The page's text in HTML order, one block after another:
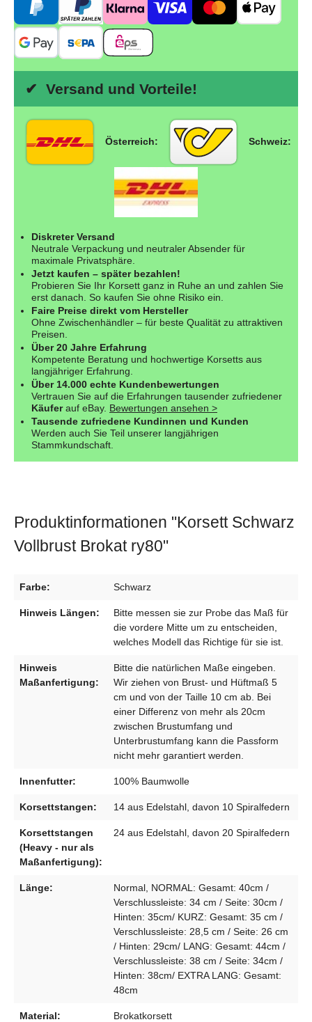
✔ Versand und Vorteile!
Österreich: Schweiz:
Diskreter Versand
Neutrale Verpackung und neutraler Absender für
maximale Privatsphäre.
Jetzt kaufen – später bezahlen!
Probieren Sie Ihr Korsett ganz in Ruhe an und zahlen Sie
erst danach. So kaufen Sie ohne Risiko ein.
Faire Preise direkt vom Hersteller
Ohne Zwischenhändler – für beste Qualität zu attraktiven
Preisen.
Über 20 Jahre Erfahrung
Kompetente Beratung und hochwertige Korsetts aus
langjähriger Erfahrung.
Über 14.000 echte Kundenbewertungen
Vertrauen Sie auf die Erfahrungen tausender zufriedener
Käuferauf eBay. Bewertungen ansehen >
Tausende zufriedene Kundinnen und Kunden
Werden auch Sie Teil unserer langjährigen
Stammkundschaft.
Produktinformationen "Korsett Schwarz
Vollbrust Brokat ry80"
Farbe: Schwarz
Hinweis Längen:
Bitte messen sie zur Probe das Maß für
die vordere Mitte um zu entscheiden,
welches Modell das Richtige für sie ist.
Hinweis
Maßanfertigung:
Bitte die natürlichen Maße eingeben.
Wir ziehen von Brust- und Hüftmaß 5
cm und von der Taille 10 cm ab. Bei
einer Differenz von mehr als 20cm
zwischen Brustumfang und
Unterbrustumfang kann die Passform
nicht mehr garantiert werden.
Innenfutter: 100% Baumwolle
Korsettstangen: 14 aus Edelstahl, davon 10 Spiralfedern
Korsettstangen
(Heavy - nur als
Maßanfertigung):
24 aus Edelstahl, davon 20 Spiralfedern
Länge:
Normal, NORMAL: Gesamt: 40cm /
Verschlussleiste: 34 cm / Seite: 30cm /
Hinten: 35cm/ KURZ: Gesamt: 35 cm /
Verschlussleiste: 28,5 cm / Seite: 26 cm
/ Hinten: 29cm/ LANG: Gesamt: 44cm /
Verschlussleiste: 38 cm / Seite: 34cm /
Hinten: 38cm/ EXTRA LANG: Gesamt:
48cm
Material: Brokatkorsett